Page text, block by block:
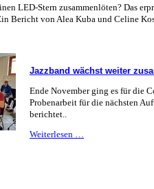
LED-Stern zusammenlöten? Das
Bericht von Alea Kuba und Celine
Jazzband wächst weiter
Ende November ging es für die
Probenarbeit für die nächsten
berichtet..
Weiterlesen …